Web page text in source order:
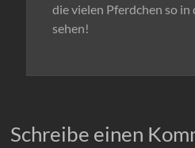
die vielen Pferdchen so
sehen!
Schreibe einen